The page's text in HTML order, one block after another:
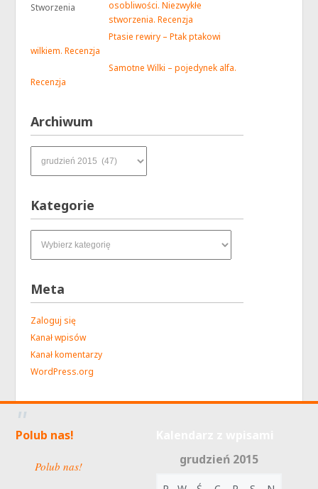
osobliwości. Niezwykłe
stworzenia. Recenzja
Ptasie rewiry – Ptak ptakowi
wilkiem. Recenzja
Samotne Wilki – pojedynek alfa.
Recenzja
Archiwum
Kategorie
Meta
Zaloguj się
Kanał wpisów
Kanał komentarzy
WordPress.org
Polub nas!
Polub nas!
grudzień 2015